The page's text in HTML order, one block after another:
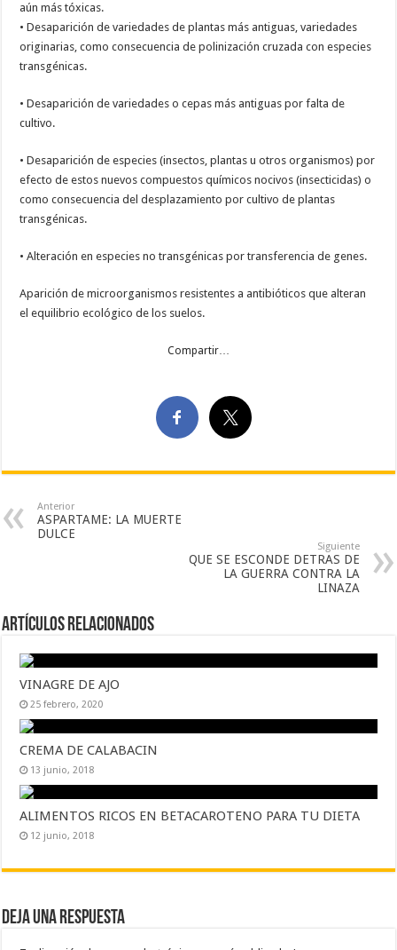
aún más tóxicas.
• Desaparición de variedades de plantas más antiguas, variedades
originarias, como consecuencia de polinización cruzada con especies
transgénicas.
• Desaparición de variedades o cepas más antiguas por falta de
cultivo.
• Desaparición de especies (insectos, plantas u otros organismos) por
efecto de estos nuevos compuestos químicos nocivos (insecticidas) o
como consecuencia del desplazamiento por cultivo de plantas
transgénicas.
• Alteración en especies no transgénicas por transferencia de genes.
Aparición de microorganismos resistentes a antibióticos que alteran
el equilibrio ecológico de los suelos.
Compartir…
Anterior
ASPARTAME: LA MUERTE
DULCE
Siguiente
QUE SE ESCONDE DETRAS DE
LA GUERRA CONTRA LA
LINAZA
Artículos Relacionados
VINAGRE DE AJO
25 febrero, 2020
CREMA DE CALABACIN
13 junio, 2018
ALIMENTOS RICOS EN BETACAROTENO PARA TU DIETA
12 junio, 2018
Deja una respuesta